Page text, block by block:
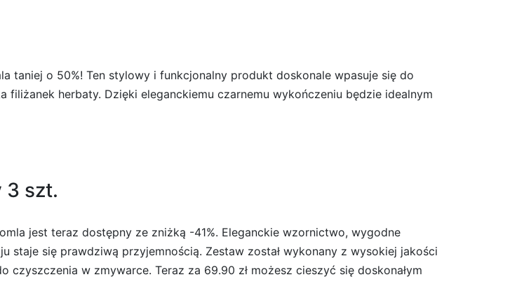
taniej o 50%! Ten stylowy i funkcjonalny produkt doskonale wpasuje się do
herbaty. Dzięki eleganckiemu czarnemu wykończeniu będzie idealnym
3 szt.
jest teraz dostępny ze zniżką -41%. Eleganckie wzornictwo, wygodne
staje się prawdziwą przyjemnością. Zestaw został wykonany z wysokiej jakości
w zmywarce. Teraz za 69.90 zł możesz cieszyć się doskonałym